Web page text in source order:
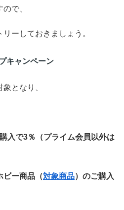
で、
ーしておきましょう。
キャンペーン
となり、
入で3％（プライム会員以外は
ビー商品（対象商品）のご購入